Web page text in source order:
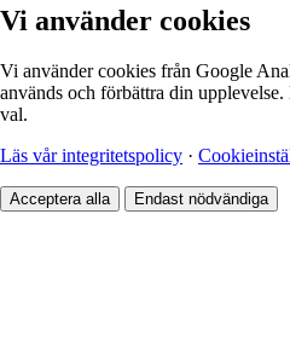
Vi använder cookies
Vi använder cookies från Google
används och förbättra din
val.
Läs vår integritetspolicy ·
Acceptera alla Endast nödvändiga